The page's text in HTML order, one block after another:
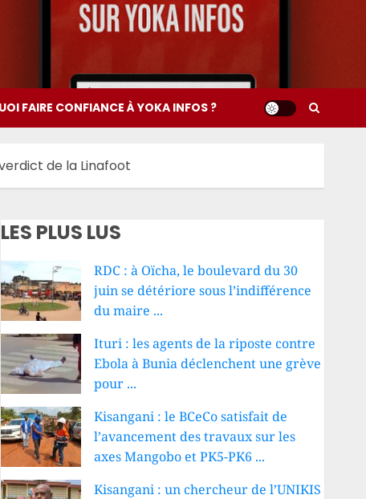
FAIRE CONFIANCE À YOKA INFOS ?
de la Linafoot
LES PLUS LUS
RDC : à Oïcha, le boulevard du 30
juin se détériore sous l’indifférence
du maire ...
Ituri : les agents de la riposte contre
Ebola à Bunia déclenchent une grève
pour ...
Kisangani : le BCeCo satisfait de
l’avancement des travaux sur les
axes Mangobo et PK5-PK6 ...
Kisangani : un chercheur de l’UNIKIS